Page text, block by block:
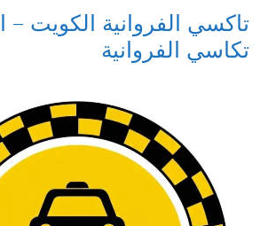
تاكسي الفروانية الكويت –
تكاسي الفروانية